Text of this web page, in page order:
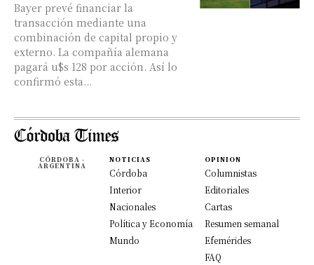
Bayer prevé financiar la
transacción mediante una
combinación de capital propio y
externo. La compañía alemana
pagará u$s 128 por acción. Así lo
confirmó esta...
CÓRDOBA -
ARGENTINA
NOTICIAS
Córdoba
Interior
Nacionales
Política y Economía
Mundo
OPINION
Columnistas
Editoriales
Cartas
Resumen semanal
Efemérides
FAQ